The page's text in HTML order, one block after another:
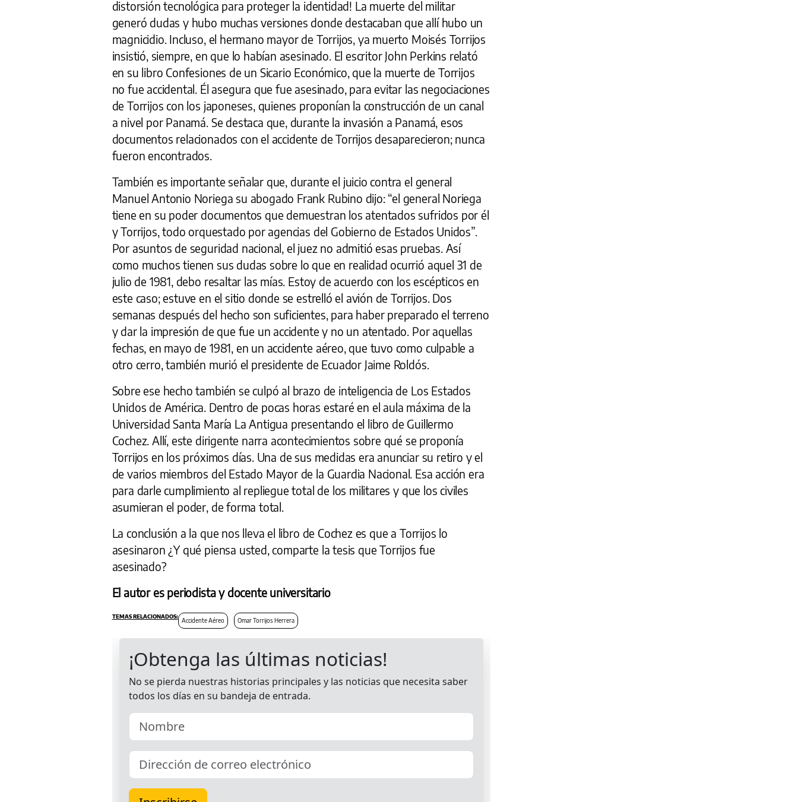
distorsión tecnológica para proteger la identidad! La muerte del militar
generó dudas y hubo muchas versiones donde destacaban que allí hubo un
magnicidio. Incluso, el hermano mayor de Torrijos, ya muerto Moisés Torrijos
insistió, siempre, en que lo habían asesinado. El escritor John Perkins relató
en su libro Confesiones de un Sicario Económico, que la muerte de Torrijos
no fue accidental. Él asegura que fue asesinado, para evitar las negociaciones
de Torrijos con los japoneses, quienes proponían la construcción de un canal
a nivel por Panamá. Se destaca que, durante la invasión a Panamá, esos
documentos relacionados con el accidente de Torrijos desaparecieron; nunca
fueron encontrados.
También es importante señalar que, durante el juicio contra el general
Manuel Antonio Noriega su abogado Frank Rubino dijo: “el general Noriega
tiene en su poder documentos que demuestran los atentados sufridos por él
y Torrijos, todo orquestado por agencias del Gobierno de Estados Unidos”.
Por asuntos de seguridad nacional, el juez no admitió esas pruebas. Así
como muchos tienen sus dudas sobre lo que en realidad ocurrió aquel 31 de
julio de 1981, debo resaltar las mías. Estoy de acuerdo con los escépticos en
este caso; estuve en el sitio donde se estrelló el avión de Torrijos. Dos
semanas después del hecho son suficientes, para haber preparado el terreno
y dar la impresión de que fue un accidente y no un atentado. Por aquellas
fechas, en mayo de 1981, en un accidente aéreo, que tuvo como culpable a
otro cerro, también murió el presidente de Ecuador Jaime Roldós.
Sobre ese hecho también se culpó al brazo de inteligencia de Los Estados
Unidos de América. Dentro de pocas horas estaré en el aula máxima de la
Universidad Santa María La Antigua presentando el libro de Guillermo
Cochez. Allí, este dirigente narra acontecimientos sobre qué se proponía
Torrijos en los próximos días. Una de sus medidas era anunciar su retiro y el
de varios miembros del Estado Mayor de la Guardia Nacional. Esa acción era
para darle cumplimiento al repliegue total de los militares y que los civiles
asumieran el poder, de forma total.
La conclusión a la que nos lleva el libro de Cochez es que a Torrijos lo
asesinaron ¿Y qué piensa usted, comparte la tesis que Torrijos fue
asesinado?
El autor es periodista y docente universitario
Accidente Aéreo Omar Torrijos Herrera